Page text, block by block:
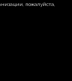
пожалуйста,